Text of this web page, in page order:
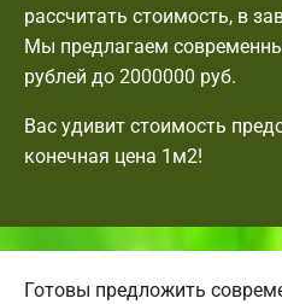
рассчитать стоимость, в
Мы предлагаем
рублей до 2000000 руб.
Вас удивит стоимость
конечная цена 1м2!
Готовы предложить